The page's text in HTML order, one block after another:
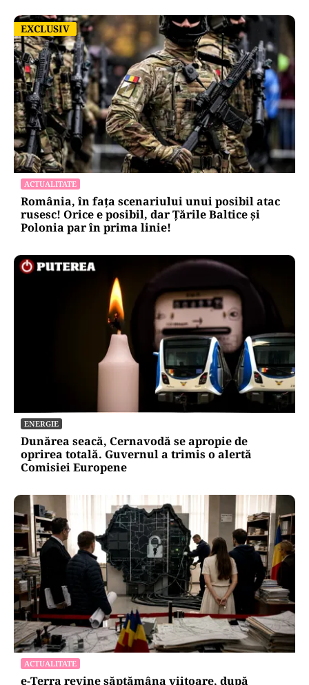
EXCLUSIV
EXCLUSIV
ACTUALITATE
România, în fața scenariului unui posibil atac
rusesc! Orice e posibil, dar Țările Baltice și
Polonia par în prima linie!
ENERGIE
Dunărea seacă, Cernavodă se apropie de
oprirea totală. Guvernul a trimis o alertă
Comisiei Europene
ACTUALITATE
e-Terra revine săptămâna viitoare, după